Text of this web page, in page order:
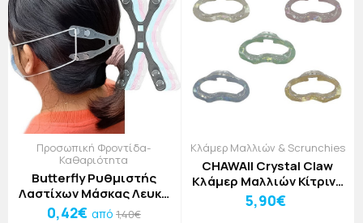
Προσωπική Φροντίδα-
Καθαριότητα
Butterfly Ρυθμιστής
Λαστίχων Μάσκας Λευκό
16x7,5cm
0,42€ από 1,40€
Κλάμερ Μαλλιών & Scrunchies
CHAWAII Crystal Claw
Κλάμερ Μαλλιών Κίτρινο
11cm
5,90€